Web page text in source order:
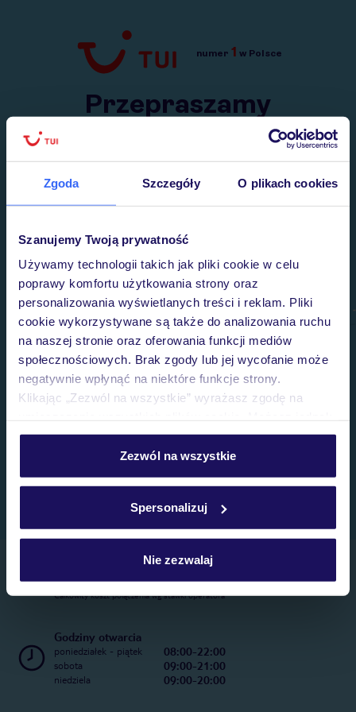
Zgoda Szczegóły O plikach cookies
Szanujemy Twoją prywatność
Używamy technologii takich jak pliki cookie w celu
poprawy komfortu użytkowania strony oraz
personalizowania wyświetlanych treści i reklam. Pliki
cookie wykorzystywane są także do analizowania ruchu
na naszej stronie oraz oferowania funkcji mediów
społecznościowych. Brak zgody lub jej wycofanie może
negatywnie wpłynąć na niektóre funkcje strony.
Klikając „Zezwól na wszystkie” wyrażasz zgodę na
personalizować swój wybór wchodząc w zakładkę
Szczegółowe informacje o plikach cookie znajdziesz
Zezwól na wszystkie
Spersonalizuj
Nie zezwalaj
Przejdź do TUI.pl
numer 1 w Polsce
Przepraszamy
Wysłaliśmy nasz serwis na krótkie wakacje.
Telefoniczne Centrum Rezerwacji
22 270 31 20
Całkowity koszt połączenia wg stawki operatora
Godziny otwarcia
poniedziałek - piątek 08:00-22:00
sobota 09:00-21:00
niedziela 09:00-20:00